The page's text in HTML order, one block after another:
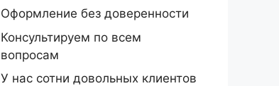
Оформление без доверенности
Консультируем по всем
вопросам
У нас сотни довольных клиентов